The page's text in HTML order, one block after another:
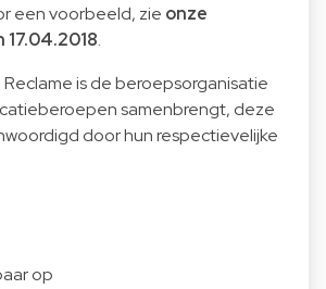
een voorbeeld, zie onze
.
is de beroepsorganisatie
samenbrengt, deze
door hun respectievelijke
op